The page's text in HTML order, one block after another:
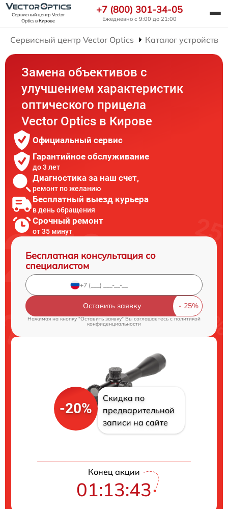
Сервисный центр Vector
Opticsв Кирове
+7 (800) 301-34-05
Ежедневно с 9:00 до 21:00
Сервисный центр Vector Optics Каталог устройств
Замена объективов с
улучшением характеристик
оптического прицела
Vector Optics в Кирове
Официальный сервис
Гарантийное обслуживание
до 3 лет
Диагностика за наш счет,
ремонт по желанию
Бесплатный выезд курьера
в день обращения
Срочный ремонт
от 35 минут
Бесплатная консультация со
специалистом
Оставить заявку
Нажимая на кнопку "Оставить заявку" Вы соглашаетесь c политикой
конфиденциальности
-20%
Скидка по
предварительной
записи на сайте
Конец акции
01:13:42